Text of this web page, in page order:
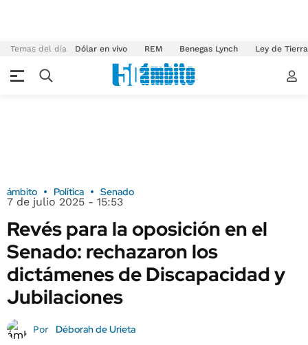
Temas del día Dólar en vivo REM Benegas Lynch Ley de
ámbito Política Senado
7 de julio 2025 - 15:53
Revés para la oposición en el
Senado: rechazaron los
dictámenes de Discapacidad y
Jubilaciones
Por Déborah de Urieta